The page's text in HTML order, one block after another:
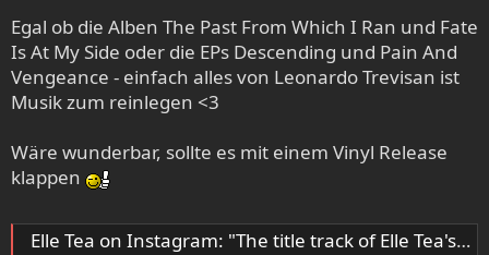
Egal ob die Alben The Past From Which I Ran und Fate
Is At My Side oder die EPs Descending und Pain And
Vengeance - einfach alles von Leonardo Trevisan ist
Musik zum reinlegen <3
Wäre wunderbar, sollte es mit einem Vinyl Release
klappen
Elle Tea on Instagram: "The title track of Elle Tea's second album just passed 14'000 listens on spotify! It's also a great thing for me to read about all of the listeners who spent sweet words about the album and purchased the cds on bandcamp! To